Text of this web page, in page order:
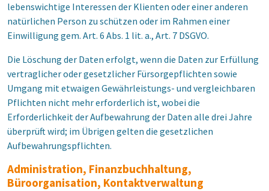
lebenswichtige Interessen der Klienten oder einer anderen
natürlichen Person zu schützen oder im Rahmen einer
Einwilligung gem. Art. 6 Abs. 1 lit. a., Art. 7 DSGVO.
Die Löschung der Daten erfolgt, wenn die Daten zur Erfüllung
vertraglicher oder gesetzlicher Fürsorgepflichten sowie
Umgang mit etwaigen Gewährleistungs- und vergleichbaren
Pflichten nicht mehr erforderlich ist, wobei die
Erforderlichkeit der Aufbewahrung der Daten alle drei Jahre
überprüft wird; im Übrigen gelten die gesetzlichen
Aufbewahrungspflichten.
Administration, Finanzbuchhaltung,
Büroorganisation, Kontaktverwaltung